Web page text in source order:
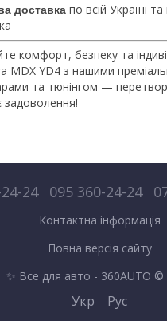
доставка по всій Україні та
комфорт, безпеку та
MDX YD4 з нашими
та тюнінгом —
задоволення!
24 095 360-24-24
Контактна інформація
Повна версія сайту
✨ Все для авто - 360AUTO ©
Укр Рус